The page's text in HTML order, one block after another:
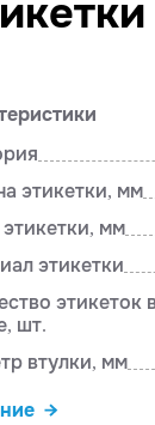
этикетки, мм
мм
этикетки
этикеток
шт.
втулки, мм